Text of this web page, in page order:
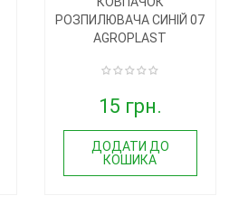
РОЗПИЛЮВАЧА СИНІЙ 07
AGROPLAST
15 грн.
ДОДАТИ ДО
КОШИКА